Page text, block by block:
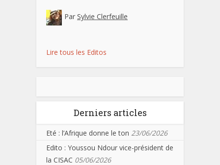
Par Sylvie Clerfeuille
Lire tous les Editos
Derniers articles
Eté : l’Afrique donne le ton 23/06/2026
Edito : Youssou Ndour vice-président de
la CISAC 05/06/2026